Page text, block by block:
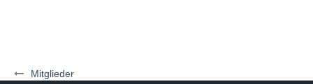
Mitglieder